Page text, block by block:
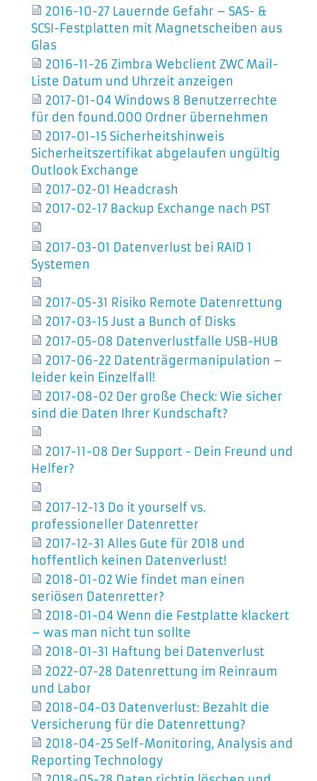
2016-10-27 Lauernde Gefahr – SAS- &
SCSI-Festplatten mit Magnetscheiben aus
Glas
2016-11-26 Zimbra Webclient ZWC Mail-
Liste Datum und Uhrzeit anzeigen
2017-01-04 Windows 8 Benutzerrechte
für den found.000 Ordner übernehmen
2017-01-15 Sicherheitshinweis
Sicherheitszertifikat abgelaufen ungültig
Outlook Exchange
2017-02-01 Headcrash
2017-02-17 Backup Exchange nach PST
2017-03-01 Datenverlust bei RAID 1
Systemen
2017-05-31 Risiko Remote Datenrettung
2017-03-15 Just a Bunch of Disks
2017-05-08 Datenverlustfalle USB-HUB
2017-06-22 Datenträgermanipulation –
leider kein Einzelfall!
2017-08-02 Der große Check: Wie sicher
sind die Daten Ihrer Kundschaft?
2017-11-08 Der Support - Dein Freund und
Helfer?
2017-12-13 Do it yourself vs.
professioneller Datenretter
2017-12-31 Alles Gute für 2018 und
hoffentlich keinen Datenverlust!
2018-01-02 Wie findet man einen
seriösen Datenretter?
2018-01-04 Wenn die Festplatte klackert
– was man nicht tun sollte
2018-01-31 Haftung bei Datenverlust
2022-07-28 Datenrettung im Reinraum
und Labor
2018-04-03 Datenverlust: Bezahlt die
Versicherung für die Datenrettung?
2018-04-25 Self-Monitoring, Analysis and
Reporting Technology